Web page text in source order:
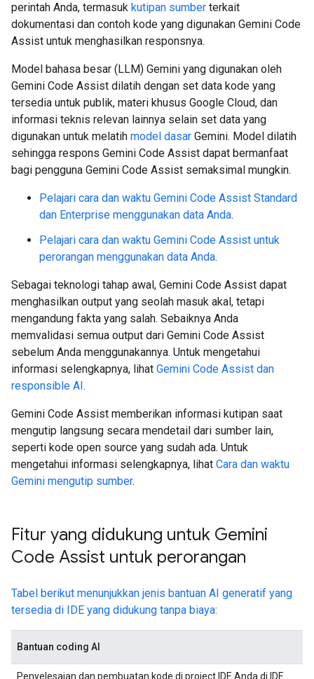
perintah Anda, termasuk kutipan sumber terkait
dokumentasi dan contoh kode yang digunakan Gemini Code
Assist untuk menghasilkan responsnya.
Model bahasa besar (LLM) Gemini yang digunakan oleh
Gemini Code Assist dilatih dengan set data kode yang
tersedia untuk publik, materi khusus Google Cloud, dan
informasi teknis relevan lainnya selain set data yang
digunakan untuk melatih model dasar Gemini. Model dilatih
sehingga respons Gemini Code Assist dapat bermanfaat
bagi pengguna Gemini Code Assist semaksimal mungkin.
Pelajari cara dan waktu Gemini Code Assist Standard
dan Enterprise menggunakan data Anda.
Pelajari cara dan waktu Gemini Code Assist untuk
perorangan menggunakan data Anda.
Sebagai teknologi tahap awal, Gemini Code Assist dapat
menghasilkan output yang seolah masuk akal, tetapi
mengandung fakta yang salah. Sebaiknya Anda
memvalidasi semua output dari Gemini Code Assist
sebelum Anda menggunakannya. Untuk mengetahui
informasi selengkapnya, lihat Gemini Code Assist dan
responsible AI.
Gemini Code Assist memberikan informasi kutipan saat
mengutip langsung secara mendetail dari sumber lain,
seperti kode open source yang sudah ada. Untuk
mengetahui informasi selengkapnya, lihat Cara dan waktu
Gemini mengutip sumber.
Fitur yang didukung untuk Gemini
Code Assist untuk perorangan
Tabel berikut menunjukkan jenis bantuan AI generatif yang
tersedia di IDE yang didukung tanpa biaya:
Bantuan coding AI
Penyelesaian dan pembuatan kode di project IDE Anda di IDE